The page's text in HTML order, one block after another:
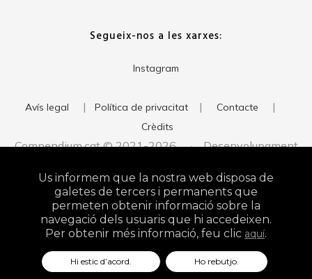
Segueix-nos a les xarxes:
Instagram
Avís legal | Política de privacitat | Contacte |
Crèdits
Compendium.cat © 2021-2026 · Desenvolupament
Studio
Us informem que la nostra web disposa de
galetes de tercers i permanents que
permeten obtenir informació sobre la
navegació dels usuaris que hi accedeixen.
Per obtenir més informació, feu clic aquí.
Hi estic d’acord. Ho rebutjo.